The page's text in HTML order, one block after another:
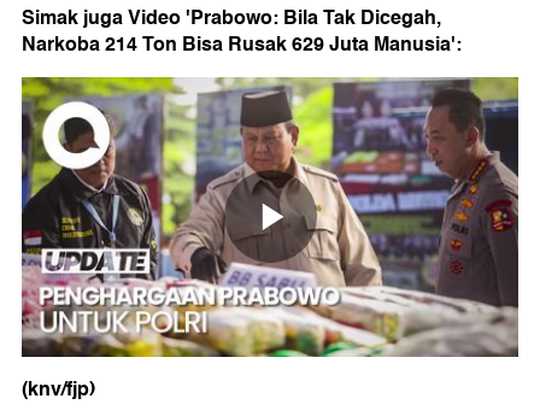
Simak juga Video 'Prabowo: Bila Tak Dicegah,
Narkoba 214 Ton Bisa Rusak 629 Juta Manusia':
(knv/fjp)